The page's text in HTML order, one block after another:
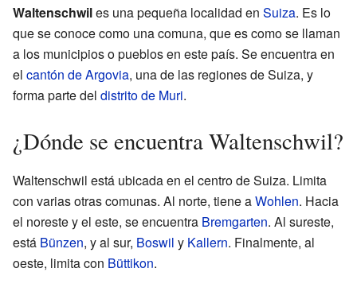
Waltenschwiles una pequeña localidad en Suiza. Es lo
que se conoce como una comuna, que es como se llaman
a los municipios o pueblos en este país. Se encuentra en
el cantón de Argovia, una de las regiones de Suiza, y
forma parte del distrito de Muri.
¿Dónde se encuentra Waltenschwil?
Waltenschwil está ubicada en el centro de Suiza. Limita
con varias otras comunas. Al norte, tiene aWohlen. Hacia
el noreste y el este, se encuentra Bremgarten. Al sureste,
está Bünzen, y al sur, Boswil y Kallern. Finalmente, al
oeste, limita con Büttikon.